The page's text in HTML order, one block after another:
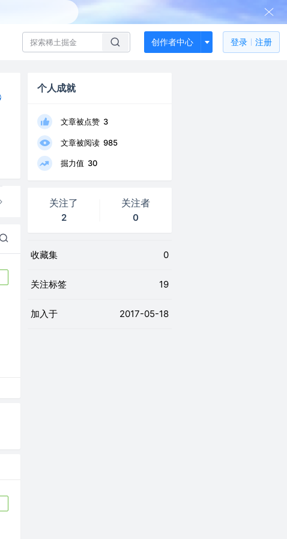
创作者中心 登录 注册
个人成就
文章被点赞 3
文章被阅读 985
掘力值 30
关注了
2
关注者
0
收藏集 0
关注标签 19
加入于 2017-05-18